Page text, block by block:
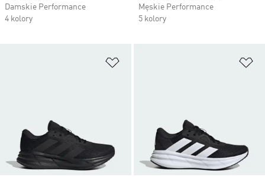
Damskie Performance
4 kolory
Męskie Performance
5 kolory